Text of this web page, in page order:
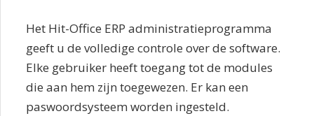
Het Hit-Office ERP administratieprogramma
geeft u de volledige controle over de software.
Elke gebruiker heeft toegang tot de modules
die aan hem zijn toegewezen. Er kan een
paswoordsysteem worden ingesteld.